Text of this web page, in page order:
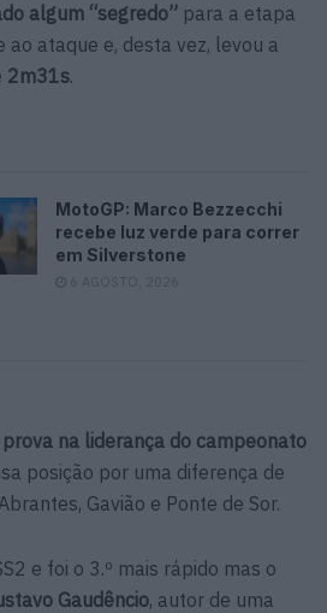
algum “segredo” para a etapa
ataque e, desta vez, levou a
2m31s.
MotoGP: Marco Bezzecchi
recebe luz verde para correr
em Silverstone
6 AGOSTO, 2026
na liderança do campeonato
posição por uma diferença de
Gavião e Ponte de Sor.
e foi o 3.º mais rápido mas o
Gaudêncio, autor de uma